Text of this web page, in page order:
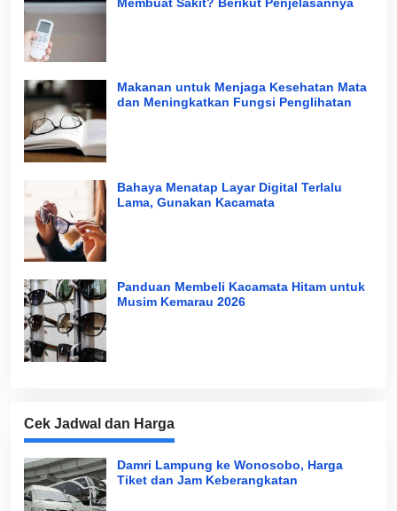
Makanan untuk Menjaga Kesehatan Mata
dan Meningkatkan Fungsi Penglihatan
Bahaya Menatap Layar Digital Terlalu
Lama, Gunakan Kacamata
Panduan Membeli Kacamata Hitam untuk
Musim Kemarau 2026
Cek Jadwal dan Harga
Damri Lampung ke Wonosobo, Harga
Tiket dan Jam Keberangkatan